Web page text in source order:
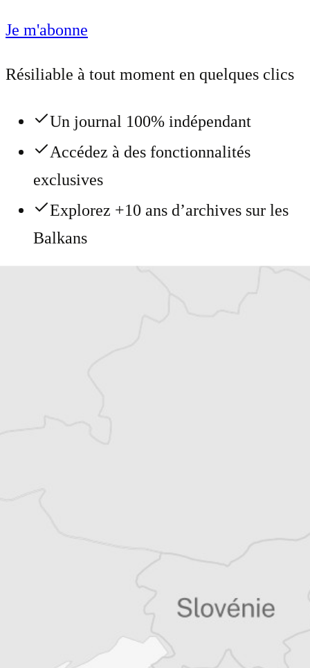
Je m'abonne
Résiliable à tout moment en quelques clics
Un journal 100% indépendant
Accédez à des fonctionnalités
exclusives
Explorez +10 ans d’archives sur les
Balkans